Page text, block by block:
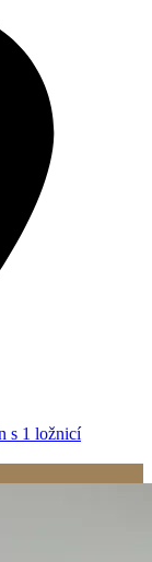
s 1 ložnicí